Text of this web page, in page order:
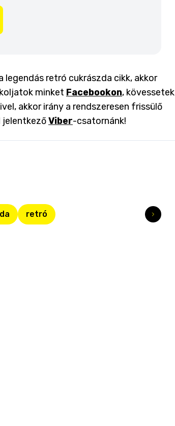
retró cukrászda cikk, akkor
minket Facebookon, kövessetek
akkor irány a rendszeresen frissülő
jelentkezőViber-csatornánk!
retró